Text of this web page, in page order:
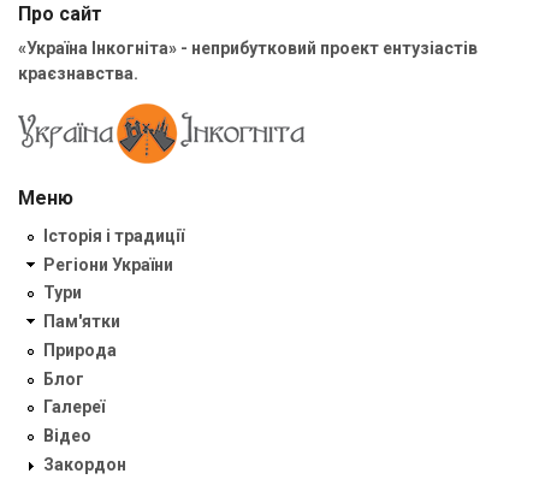
Про сайт
«Україна Інкогніта» - неприбутковий проект ентузіастів
краєзнавства.
Меню
Історія і традиції
Регіони України
Тури
Пам'ятки
Природа
Блог
Галереї
Відео
Закордон